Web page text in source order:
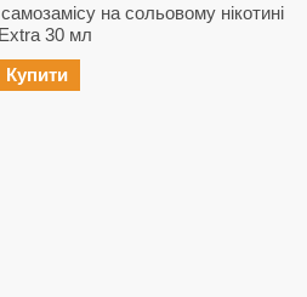
на сольовому нікотині
30 мл
Купити